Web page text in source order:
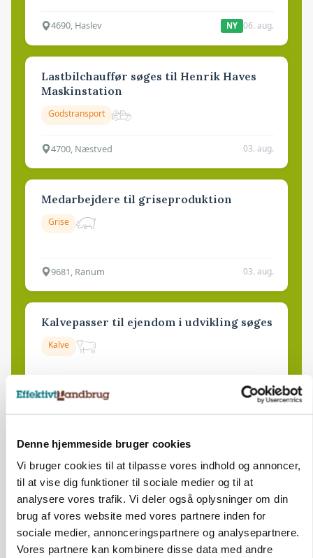
Denne hjemmeside bruger cookies
Vi bruger cookies til at tilpasse vores indhold og annoncer,
til at vise dig funktioner til sociale medier og til at
analysere vores trafik. Vi deler også oplysninger om din
brug af vores website med vores partnere inden for
sociale medier, annonceringspartnere og analysepartnere.
Vores partnere kan kombinere disse data med andre
4690, Haslev NY 06. aug.
Lastbilchauffør søges til Henrik Haves
Maskinstation
Godstransport
4700, Næstved 03. aug.
Medarbejdere til griseproduktion
Grise
9681, Ranum 03. aug.
Kalvepasser til ejendom i udvikling søges
Kalve
6392, Bolderslev 03. aug.
Leder til klimastald
Klimastald
9670, Løgstør 03. aug.